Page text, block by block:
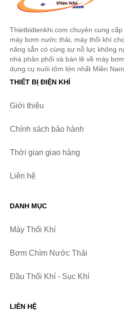
Thietbidienkhi.com chuyên cung
máy bơm nước thải, máy thổi khí
năng sẵn có cùng sự nỗ lực không
nhà phân phối và bán lẽ về máy
dụng cụ nuôi tôm lớn nhất Miền
THIẾT BỊ ĐIỆN KHÍ
Giới thiệu
Chính sách bảo hành
Thời gian giao hàng
Liên hệ
DANH MỤC
Máy Thổi Khí
Bơm Chìm Nước Thải
Đầu Thổi Khí - Sục Khí
LIÊN HỆ